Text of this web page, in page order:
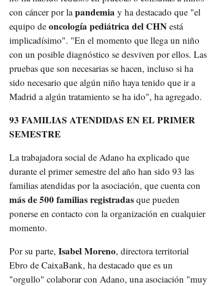
con cáncer por lapandemia y ha destacado que "el
equipo de oncología pediátrica del CHN está
implicadísimo". "En el momento que llega un niño
con un posible diagnóstico se desviven por ellos. Las
pruebas que son necesarias se hacen, incluso si ha
sido necesario que algún niño haya tenido que ir a
Madrid a algún tratamiento se ha ido", ha agregado.
93 FAMILIAS ATENDIDAS EN EL PRIMER
SEMESTRE
La trabajadora social de Adano ha explicado que
durante el primer semestre del año han sido 93 las
familias atendidas por la asociación, que cuenta con
más de 500 familias registradas que pueden
ponerse en contacto con la organización en cualquier
momento.
Por su parte, Isabel Moreno, directora territorial
Ebro de CaixaBank, ha destacado que es un
"orgullo" colaborar con Adano, una asociación "muy